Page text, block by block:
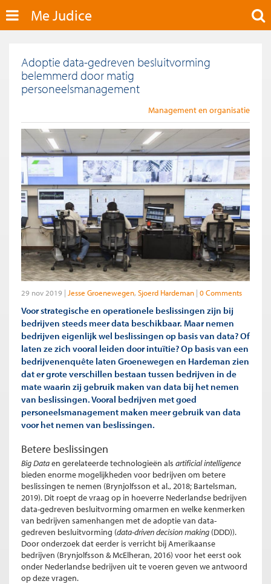
Me Judice
Adoptie data-gedreven besluitvorming
belemmerd door matig
personeelsmanagement
Management en organisatie
29 nov 2019 Jesse Groenewegen Sjoerd Hardeman 0 Comments
Voor strategische en operationele beslissingen zijn bij
bedrijven steeds meer data beschikbaar. Maar nemen
bedrijven eigenlijk wel beslissingen op basis van data? Of
laten ze zich vooral leiden door intuïtie? Op basis van een
bedrijvenenquête laten Groenewegen en Hardeman zien
dat er grote verschillen bestaan tussen bedrijven in de
mate waarin zij gebruik maken van data bij het nemen
van beslissingen. Vooral bedrijven met goed
personeelsmanagement maken meer gebruik van data
voor het nemen van beslissingen.
Betere beslissingen
Big Dataen gerelateerde technologieën als artificial intelligence
bieden enorme mogelijkheden voor bedrijven om betere
beslissingen te nemen (Brynjolfsson et al., 2018; Bartelsman,
2019). Dit roept de vraag op in hoeverre Nederlandse bedrijven
data-gedreven besluitvorming omarmen en welke kenmerken
van bedrijven samenhangen met de adoptie van data-
gedreven besluitvorming (data-driven decision making (DDD)).
Door onderzoek dat eerder is verricht bij Amerikaanse
bedrijven (Brynjolfsson & McElheran, 2016) voor het eerst ook
onder Nederlandse bedrijven uit te voeren geven we antwoord
op deze vragen.